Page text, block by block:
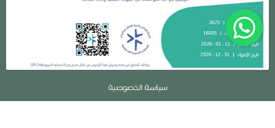
سياسة الخصوصية